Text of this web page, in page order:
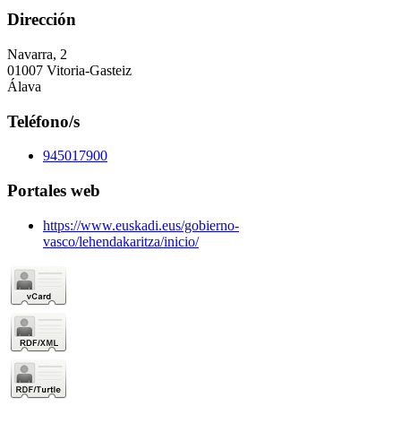
Dirección
Navarra, 2
01007 Vitoria-Gasteiz
Álava
Teléfono/s
945017900
Portales web
https://www.euskadi.eus/gobierno-
vasco/lehendakaritza/inicio/